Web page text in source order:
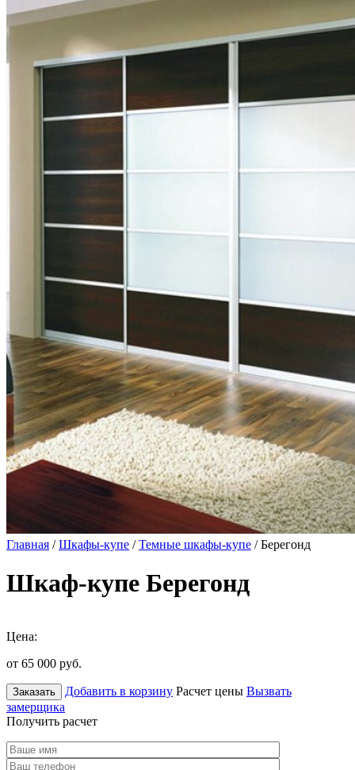
Главная /Шкафы-купе /Темные шкафы-купе / Берегонд
Шкаф-купе Берегонд
Цена:
от 65 000 руб.
Заказать Добавить в корзину Расчет цены Вызвать
замерщика
Получить расчет